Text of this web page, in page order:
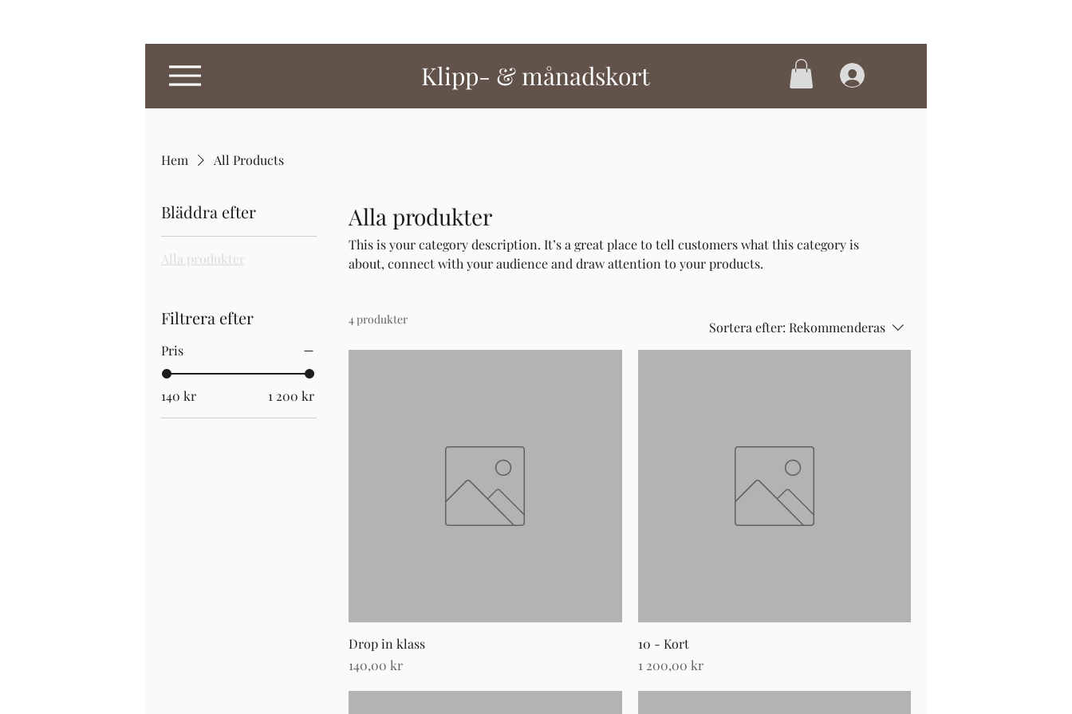
Klipp- & månadskort
Hem All Products
Bläddra efter
Alla produkter
Filtrera efter
Pris
140 kr 1 200 kr
Alla produkter
This is your category description. It’s a great place to tell customers what this category is
about, connect with your audience and draw attention to your products.
4 produkter Sortera efter: Rekommenderas
Drop in klass
Pris
140,00 kr
10 - Kort
Pris
1 200,00 kr